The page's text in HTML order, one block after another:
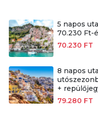
5 napos
70.230 Ft-
70.230 FT
8 napos
+
79.280 FT